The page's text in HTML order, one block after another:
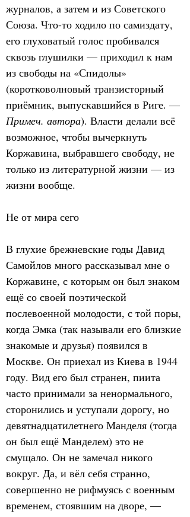
журналов, а затем и из Советского
Союза. Что-то ходило по самиздату,
его глуховатый голос пробивался
сквозь глушилки — приходил к нам
из свободы на «Спидолы»
(коротковолновый транзисторный
приёмник, выпускавшийся в Риге. —
Примеч. автора). Власти делали всё
возможное, чтобы вычеркнуть
Коржавина, выбравшего свободу, не
только из литературной жизни — из
жизни вообще.
Не от мира сего
В глухие брежневские годы Давид
Самойлов много рассказывал мне о
Коржавине, с которым он был знаком
ещё со своей поэтической
послевоенной молодости, с той поры,
когда Эмка (так называли его близкие
знакомые и друзья) появился в
Москве. Он приехал из Киева в 1944
году. Вид его был странен, пиита
часто принимали за ненормального,
сторонились и уступали дорогу, но
девятнадцатилетнего Манделя (тогда
он был ещё Манделем) это не
смущало. Он не замечал никого
вокруг. Да, и вёл себя странно,
совершенно не рифмуясь с военным
временем, стоявшим на дворе, —